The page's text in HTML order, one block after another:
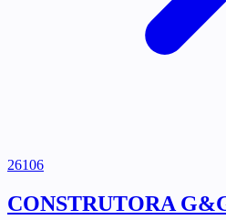
26106
CONSTRUTORA